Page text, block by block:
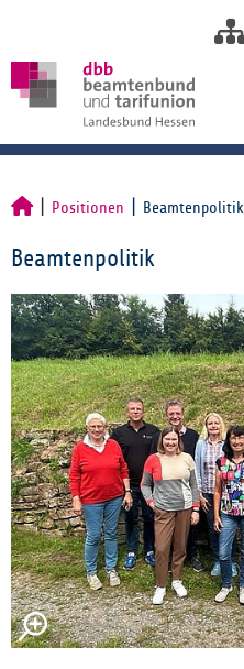
Positionen Beamtenpolitik
Beamtenpolitik